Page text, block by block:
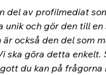
del av profilmediat
unik och gör den till en
också den del som
ska göra detta enkelt.
du kan på frågorna